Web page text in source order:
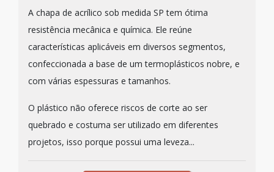
A chapa de acrílico sob medida SP tem ótima
resistência mecânica e química. Ele reúne
características aplicáveis em diversos segmentos,
confeccionada a base de um termoplásticos nobre, e
com várias espessuras e tamanhos.
O plástico não oferece riscos de corte ao ser
quebrado e costuma ser utilizado em diferentes
projetos, isso porque possui uma leveza...